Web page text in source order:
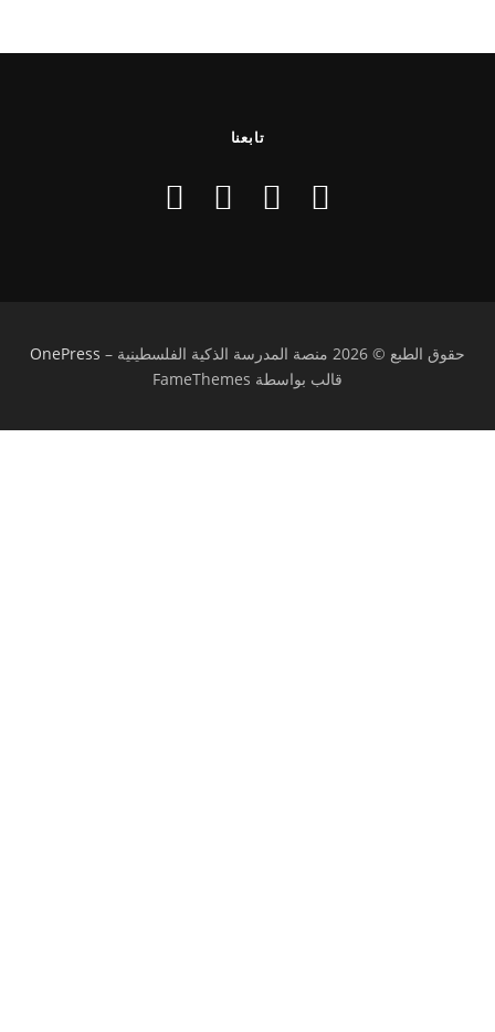
تابعنا
حقوق الطبع © 2026 منصة المدرسة الذكية الفلسطينية –
OnePress
قالب بواسطة FameThemes